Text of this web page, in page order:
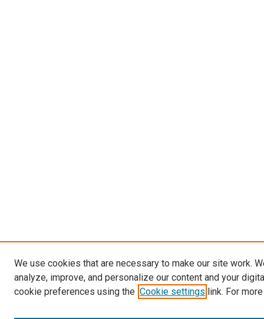
We use cookies that are necessary to make our site work.
analyze, improve, and personalize our content and your
cookie preferences using the Cookie settings link. For